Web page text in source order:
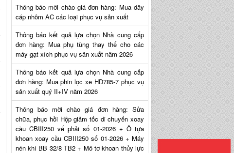
Thông báo mời chào giá đơn hàng: Mua dây
cáp nhôm AC các loại phục vụ sản xuất
Thông báo kết quả lựa chọn Nhà cung cấp
đơn hàng: Mua phụ tùng thay thế cho các
máy gạt xích phục vụ sản xuất năm 2026
Thông báo kết quả lựa chọn Nhà cung cấp
đơn hàng: Mua phin lọc xe HD785-7 phục vụ
sản xuất quý II+IV năm 2026
Thông báo mời chào giá đơn hàng: Sửa
chữa, phục hồi Hộp giảm tốc di chuyển xoay
cầu CBIII250 vế phải số 01-2026 + Ô tựa
khoan xoay cầu CBIII250 số 01-2026 + Máy
nén khí BB 32/8 TB2 + Mô tơ khoan thủy lực